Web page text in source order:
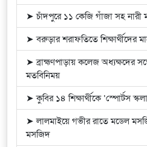
➤ চাঁদপুরে ১১ কেজি গাঁজা সহ
➤ বরুড়ার শরাফতিতে শিক্ষার্থীদের
➤ ব্রাহ্মণপাড়ায় কলেজ অধ্যক্ষদের
মতবিনিময়
➤ কুবির ১৪ শিক্ষার্থীকে ‘স্পোর্টস
➤ লালমাইয়ে গভীর রাতে মডেল
মসজিদ